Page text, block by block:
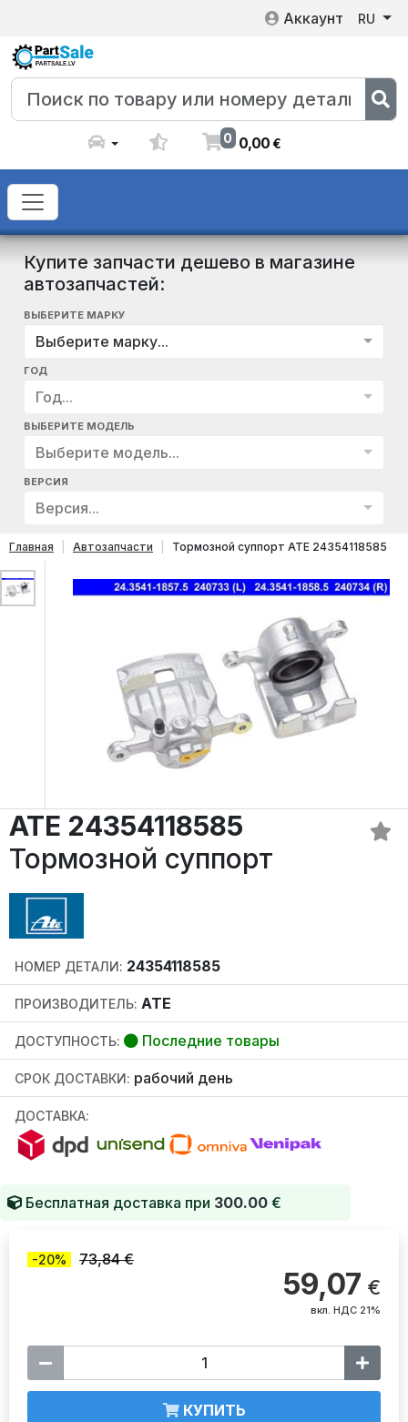
Аккаунт RU
0 0,00€
Купите запчасти дешево в магазине
автозапчастей:
ВЫБЕРИТЕ МАРКУ
Выберите марку...
ГОД
Год...
ВЫБЕРИТЕ МОДЕЛЬ
Выберите модель...
ВЕРСИЯ
Версия...
Главная Автозапчасти Тормозной суппорт ATE 24354118585
ATE 24354118585
Тормозной суппорт
НОМЕР ДЕТАЛИ: 24354118585
ПРОИЗВОДИТЕЛЬ: ATE
ДОСТУПНОСТЬ: Последние товары
СРОК ДОСТАВКИ: рабочий день
ДОСТАВКА:
Бесплатная доставка при 300.00 €
-20% 73,84 €
59,07 €
вкл. НДС 21%
КУПИТЬ